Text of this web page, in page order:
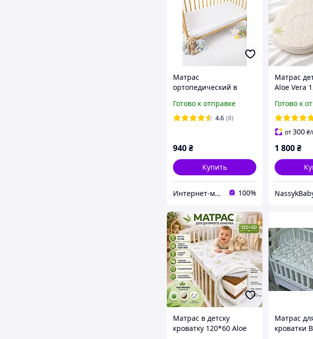
Матрас
ортопедический в
трехслойный толстый
"Иней" (кокос-поролон-
Готово к отправке
4.6 (8)
940₴
Купить
Интернет-магазин ПУЗИК 100%
Матрас
Aloe Vera
Готово к
от300₴
1 800₴
Матрас в детску
кроватку 120*60 Aloe
Матрас
кроватки